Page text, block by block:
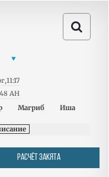
,11:17
AH
Магриб Иша
РАСЧЁТ ЗАКЯТА